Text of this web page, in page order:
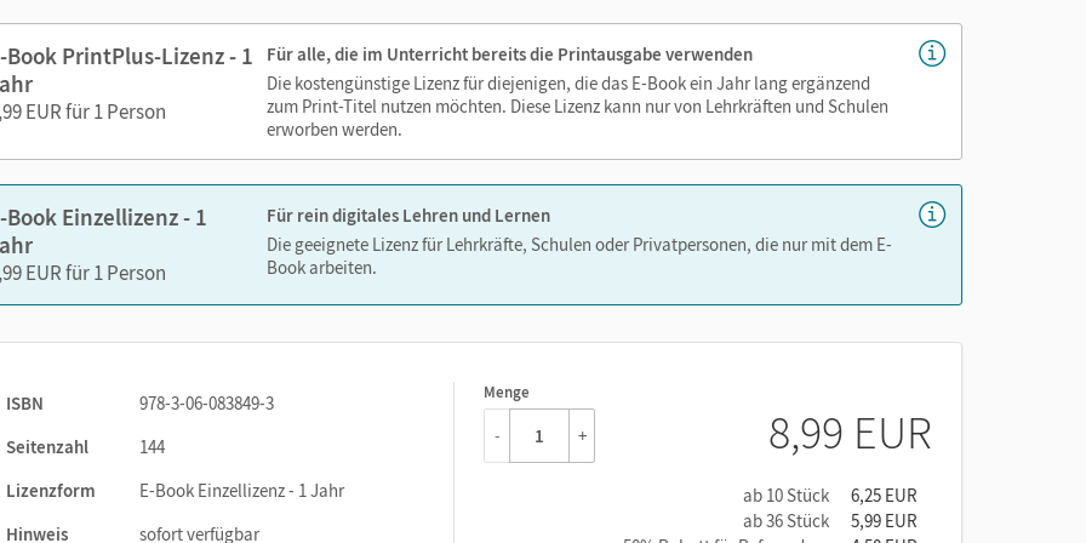
Zoomen
Book PrintPlus-Lizenz - 1
EUR für 1 Person
Für alle, die im Unterricht bereits die Printausgabe verwenden
Die kostengünstige Lizenz für diejenigen, die das E-Book ein Jahr lang ergänzend
zum Print-Titel nutzen möchten. Diese Lizenz kann nur von Lehrkräften und Schulen
erworben werden.
Book Einzellizenz - 1
EUR für 1 Person
Für rein digitales Lehren und Lernen
Die geeignete Lizenz für Lehrkräfte, Schulen oder Privatpersonen, die nur mit dem E-
Book arbeiten.
ISBN
978-3-06-083849-3
Seitenzahl
144
Lizenzform
E-Book Einzellizenz - 1 Jahr
Hinweis
sofort verfügbar
Menge
1
- + 8,99 EUR
ab 10 Stück
6,25 EUR
ab 36 Stück
5,99 EUR